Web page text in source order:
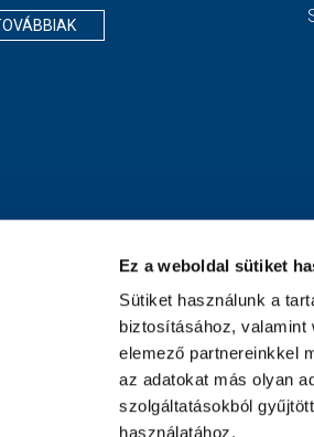
Ez a weboldal sütiket
Sütiket használunk a
biztosításához, valamint
elemező partnereinkkel
az adatokat más olyan
szolgáltatásokból
használatához.